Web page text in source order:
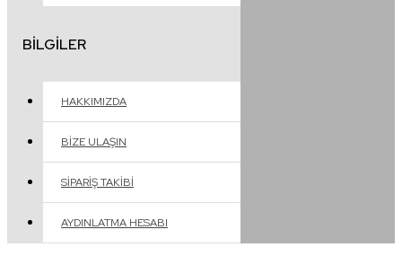
BILGILER
HAKKIMIZDA
BIZE ULAŞIN
SIPARIŞ TAKIBI
AYDINLATMA HESABI